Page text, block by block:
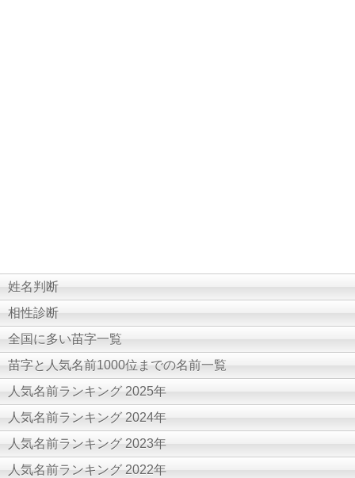
姓名判断
相性診断
全国に多い苗字一覧
苗字と人気名前1000位までの名前一覧
人気名前ランキング 2025年
人気名前ランキング 2024年
人気名前ランキング 2023年
人気名前ランキング 2022年